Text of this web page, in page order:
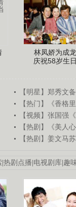
林凤娇为成龙
庆祝58岁生
【明星】郑秀文
【热门】《香格
【视频】张国强
【热剧】《美人
【热剧】姜文马
|热剧点播|电视剧库|趣